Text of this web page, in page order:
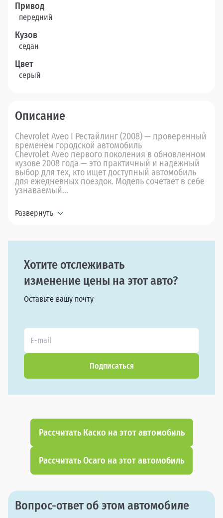
Привод
передний
Кузов
седан
Цвет
серый
Описание
Chevrolet Aveo I Рестайлинг (2008) — проверенный
временем городской автомобиль
Chevrolet Aveo первого поколения в обновленном
кузове 2008 года — это практичный и надежный
выбор для тех, кто ищет доступный автомобиль
для ежедневных поездок. Модель сочетает в себе
узнаваемый...
Развернуть
Хотите отслеживать
изменение цены на этот авто?
Оставьте вашу почту
Подписаться
Рассчитать Каско на этот автомобиль
Рассчитать Осаго на этот автомобиль
Вопрос-ответ об этом автомобиле